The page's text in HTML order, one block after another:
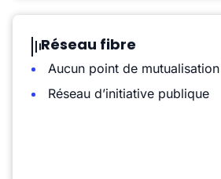
Réseau fibre
Aucun point de
Réseau d’initiative publique